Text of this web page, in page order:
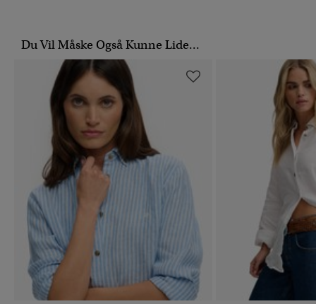
Du Vil Måske Også Kunne Lide...